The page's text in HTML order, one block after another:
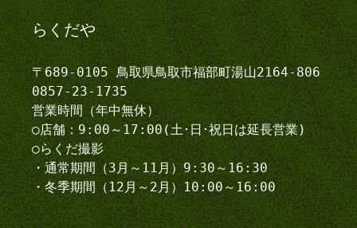
らくだや
〒689-0105 鳥取県鳥取市福部町湯山2164-806
0857-23-1735
営業時間（年中無休）
○店舗：9:00～17:00(土･日･祝日は延長営業)
○らくだ撮影
・通常期間（3月～11月）9:30～16:30
・冬季期間（12月～2月）10:00～16:00